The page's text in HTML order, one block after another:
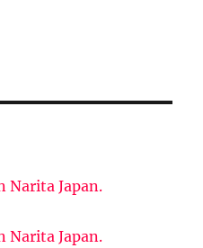
Narita Japan.
Narita Japan.